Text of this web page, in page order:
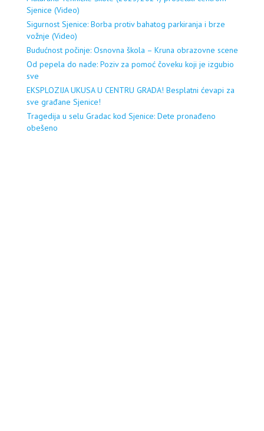
Sjenice (Video)
Sigurnost Sjenice: Borba protiv bahatog parkiranja i brze
vožnje (Video)
Budućnost počinje: Osnovna škola – Kruna obrazovne scene
Od pepela do nade: Poziv za pomoć čoveku koji je izgubio
sve
EKSPLOZIJA UKUSA U CENTRU GRADA! Besplatni ćevapi za
sve građane Sjenice!
Tragedija u selu Gradac kod Sjenice: Dete pronađeno
obešeno